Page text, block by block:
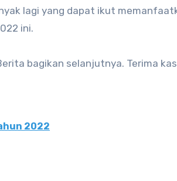
lagi yang dapat ikut
ini.
bagikan selanjutnya. Terima
2022